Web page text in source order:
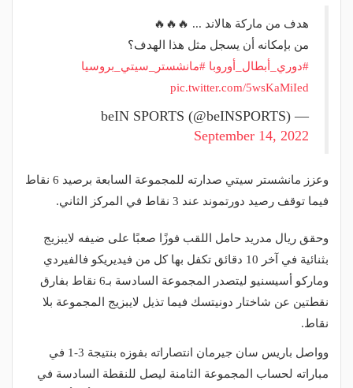
هدف من ماركة هالاند ... 🔥🔥🔥
من بإمكانه أن يسجل مثل هذا الهدف؟
#دوري_أبطال_أوروبا #مانشستر_سيتي_بروسيا
pic.twitter.com/5wsKaMiIed
— beIN SPORTS (@beINSPORTS)
September 14, 2022
وعزز مانشستر سيتي صدارته للمجموعة السابعة برصيد 6 نقاط
فيما توقف رصيد دورتموند عند 3 نقاط في المركز الثاني.
وحقق ريال مدريد حامل اللقب فوزًا صعبًا على ضيفه لايبزيج
بثنائية في آخر 10 دقائق تكفل بها كل من فيديريكو فالفيردي
وماركو أسيسنيو ليتصدر المجموعة السادسة بـ6 نقاط بفارق
نقطتين عن شاختار دونيتسك فيما تذيل لايبزيج المجموعة بلا
نقاط.
وواصل باريس سان جيرمان انتصاراته بفوزه بنتيجة 3-1 في
مباراته لحساب المجموعة الثامنة ليصل للنقطة السادسة في